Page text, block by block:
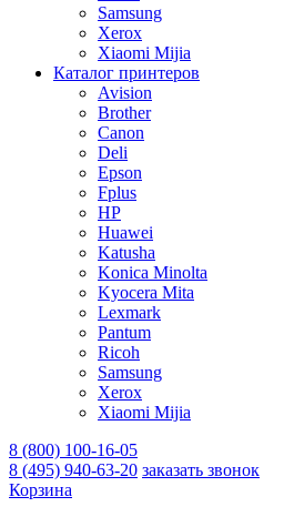
Samsung
Xerox
Xiaomi Mijia
Каталог принтеров
Avision
Brother
Canon
Deli
Epson
Fplus
HP
Huawei
Katusha
Konica Minolta
Kyocera Mita
Lexmark
Pantum
Ricoh
Samsung
Xerox
Xiaomi Mijia
8 (800) 100-16-05
8 (495) 940-63-20 заказать звонок
Корзина